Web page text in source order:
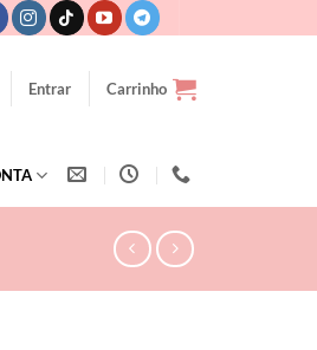
Entrar Carrinho